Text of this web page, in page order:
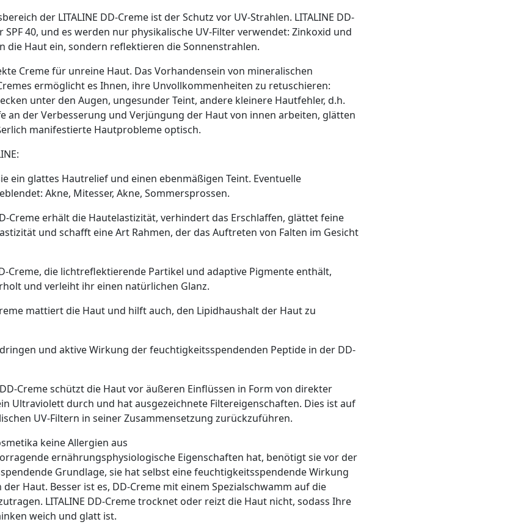
der LITALINE DD-Creme ist der Schutz vor UV-Strahlen. LITALINE DD-
40, und es werden nur physikalische UV-Filter verwendet: Zinkoxid und
die Haut ein, sondern reflektieren die Sonnenstrahlen.
Creme für unreine Haut. Das Vorhandensein von mineralischen
ermöglicht es Ihnen, ihre Unvollkommenheiten zu retuschieren:
unter den Augen, ungesunder Teint, andere kleinere Hautfehler, d.h.
an der Verbesserung und Verjüngung der Haut von innen arbeiten, glätten
manifestierte Hautprobleme optisch.
ein glattes Hautrelief und einen ebenmäßigen Teint. Eventuelle
Akne, Mitesser, Akne, Sommersprossen.
Creme erhält die Hautelastizität, verhindert das Erschlaffen, glättet feine
und schafft eine Art Rahmen, der das Auftreten von Falten im Gesicht
Creme, die lichtreflektierende Partikel und adaptive Pigmente enthält,
und verleiht ihr einen natürlichen Glanz.
mattiert die Haut und hilft auch, den Lipidhaushalt der Haut zu
und aktive Wirkung der feuchtigkeitsspendenden Peptide in der DD-
Creme schützt die Haut vor äußeren Einflüssen in Form von direkter
Ultraviolett durch und hat ausgezeichnete Filtereigenschaften. Dies ist auf
UV-Filtern in seiner Zusammensetzung zurückzuführen.
keine Allergien aus
ernährungsphysiologische Eigenschaften hat, benötigt sie vor der
Grundlage, sie hat selbst eine feuchtigkeitsspendende Wirkung
Haut. Besser ist es, DD-Creme mit einem Spezialschwamm auf die
LITALINE DD-Creme trocknet oder reizt die Haut nicht, sodass Ihre
weich und glatt ist.